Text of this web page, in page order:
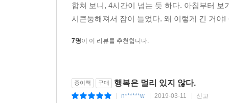
합쳐 보니, 4시간이 넘는 듯 하다. 아침부터
시큰둥해져서 잠이 들었다. 왜 이렇게 긴 거
7명이 이 리뷰를 추천합니다.
종이책 구매 행복은 멀리 있지 않다.
n******w 2019-03-11 신고